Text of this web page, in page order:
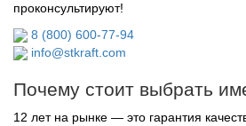
проконсультируют!
8 (800) 600-77-94
info@stkraft.com
Почему стоит выбрать
12 лет на рынке — это гарантия